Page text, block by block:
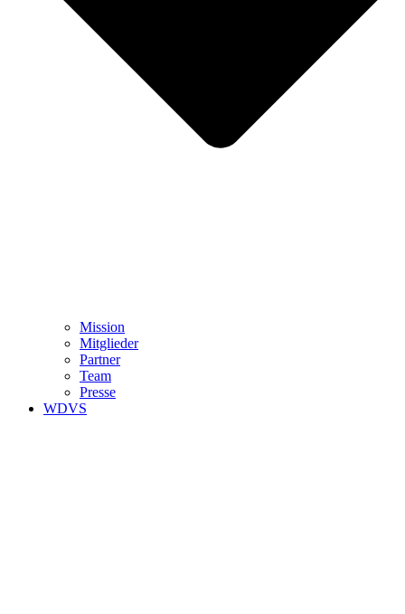
Mission
Mitglieder
Partner
Team
Presse
WDVS